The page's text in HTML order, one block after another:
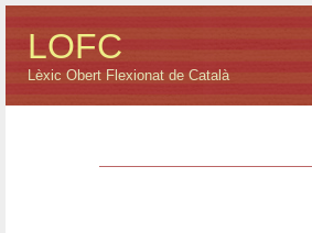
LOFC
Lèxic Obert Flexionat de Català